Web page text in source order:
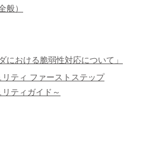
般）
おける脆弱性対応について」
ティ ファーストステップ
ティガイド～